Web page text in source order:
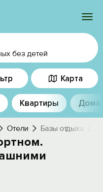
без детей
Карта
Квартиры Дома
Отели Базы отдыха. С